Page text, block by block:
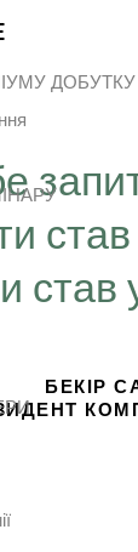
став
БЕКІР
ДОБУТКУ